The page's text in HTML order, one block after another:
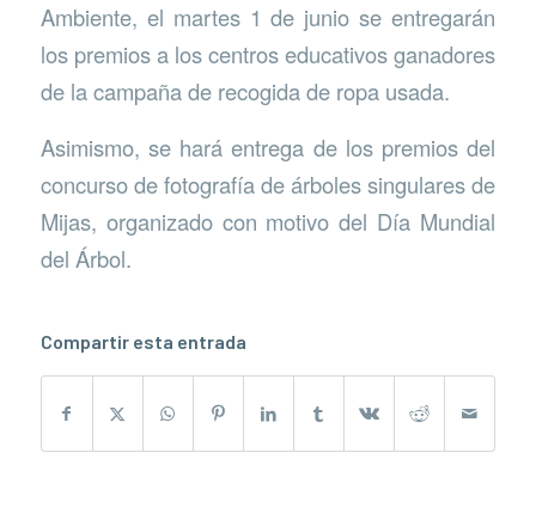
Ambiente, el martes 1 de junio se entregarán
los premios a los centros educativos ganadores
de la campaña de recogida de ropa usada.
Asimismo, se hará entrega de los premios del
concurso de fotografía de árboles singulares de
Mijas, organizado con motivo del Día Mundial
del Árbol.
Compartir esta entrada